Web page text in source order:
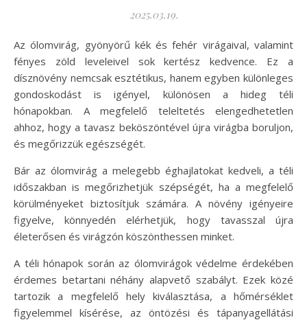
2025.03.19.
Az ólomvirág, gyönyörű kék és fehér virágaival, valamint
fényes zöld leveleivel sok kertész kedvence. Ez a
dísznövény nemcsak esztétikus, hanem egyben különleges
gondoskodást is igényel, különösen a hideg téli
hónapokban. A megfelelő teleltetés elengedhetetlen
ahhoz, hogy a tavasz beköszöntével újra virágba boruljon,
és megőrizzük egészségét.
Bár az ólomvirág a melegebb éghajlatokat kedveli, a téli
időszakban is megőrizhetjük szépségét, ha a megfelelő
körülményeket biztosítjuk számára. A növény igényeire
figyelve, könnyedén elérhetjük, hogy tavasszal újra
életerősen és virágzón köszönthessen minket.
A téli hónapok során az ólomvirágok védelme érdekében
érdemes betartani néhány alapvető szabályt. Ezek közé
tartozik a megfelelő hely kiválasztása, a hőmérséklet
figyelemmel kísérése, az öntözési és tápanyagellátási